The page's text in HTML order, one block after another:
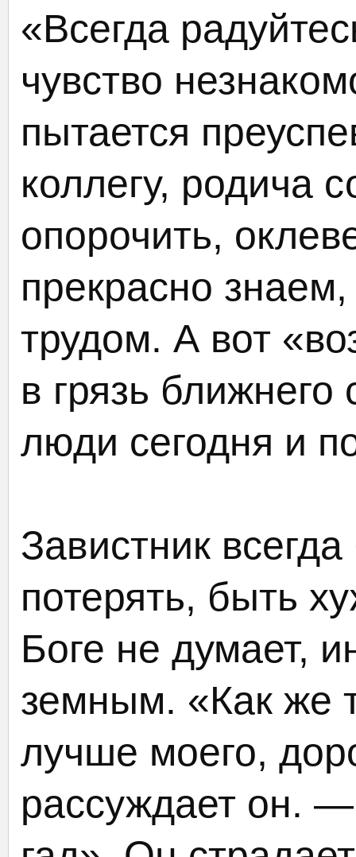
«Всегда
чувство
пытается
коллегу, родича
опорочить,
прекрасно
трудом. А вот
в грязь ближнего
люди сегодня и
Завистник
потерять, быть
Боге не думает,
земным. «Как же
лучше моего,
рассуждает он.